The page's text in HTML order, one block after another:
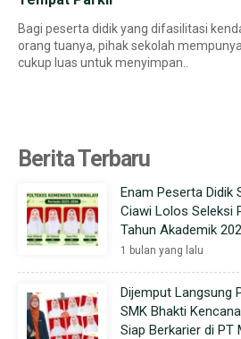
Bagi peserta didik yang difasilitasi
orang tuanya, pihak sekolah
cukup luas untuk menyimpan..
Berita Terbaru
Enam Peserta Didik
Ciawi Lolos Seleksi
Tahun Akademik
1 bulan yang lalu
Dijemput Langsung
SMK Bhakti
Siap Berkarier di PT